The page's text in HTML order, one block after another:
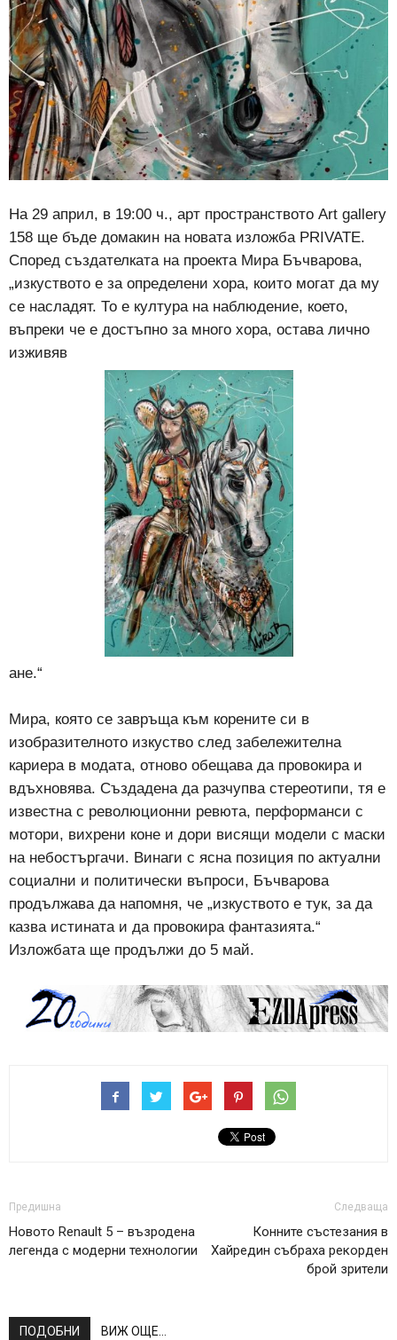
На 29 април, в 19:00 ч., арт пространството Art gallery
158 ще бъде домакин на новата изложба PRIVATE.
Според създателката на проекта Мира Бъчварова,
„изкуството е за определени хора, които могат да му
се насладят. То е култура на наблюдение, което,
въпреки че е достъпно за много хора, остава лично
изживяв
ане.“
Мира, която се завръща към корените си в
изобразителното изкуство след забележителна
кариера в модата, отново обещава да провокира и
вдъхновява. Създадена да разчупва стереотипи, тя е
известна с революционни ревюта, перформанси с
мотори, вихрени коне и дори висящи модели с маски
на небостъргачи. Винаги с ясна позиция по актуални
социални и политически въпроси, Бъчварова
продължава да напомня, че „изкуството е тук, за да
казва истината и да провокира фантазията.“
Изложбата ще продължи до 5 май.
Предишна
Новото Renault 5 – възродена
легенда с модерни технологии
Следваща
Конните състезания в
Хайредин събраха рекорден
брой зрители
ПОДОБНИ ВИЖ ОЩЕ...